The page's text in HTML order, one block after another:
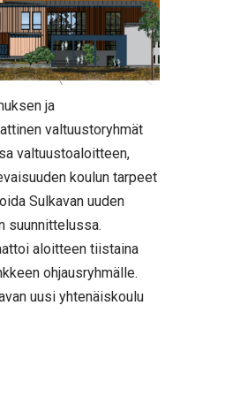
ja
valtuustoryhmät
valtuustoaloitteen,
koulun tarpeet
Sulkavan uuden
suunnittelussa.
aloitteen tiistaina
ohjausryhmälle.
uusi yhtenäiskoulu